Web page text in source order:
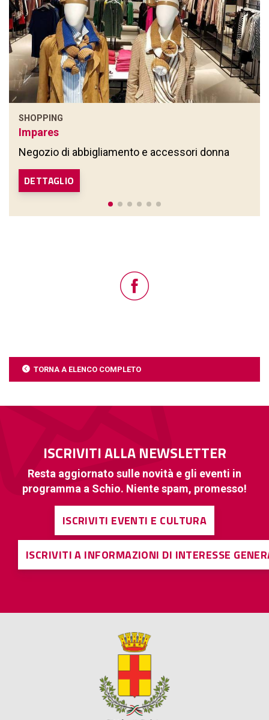
SHOPPING
Impares
Negozio di abbigliamento e accessori donna
DETTAGLIO
TORNA A ELENCO COMPLETO
ISCRIVITI ALLA NEWSLETTER
Resta aggiornato sulle novità e gli eventi in
programma a Schio. Niente spam, promesso!
ISCRIVITI EVENTI E CULTURA
ISCRIVITI A INFORMAZIONI DI INTERESSE